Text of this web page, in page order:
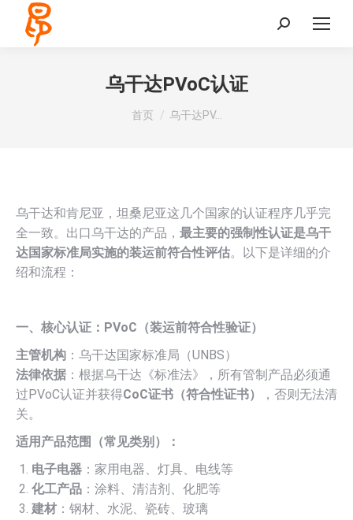
Search:
乌干达PVoC认证
您在这里：
首页 乌干达PV…
乌干达和肯尼亚，坦桑尼亚这几个国家的认证程序几乎完
全一致。出口乌干达的产品， 最主要的强制性认证是乌干
达国家标准局实施的装运前符合性评估。以下是详细的介
绍和流程：
一、核心认证：PVoC（装运前符合性验证）
主管机构 ：乌干达国家标准局（UNBS）
法律依据 ：根据乌干达《标准法》，所有管制产品必须通
过PVoC认证并获得CoC证书（符合性证书）
，否则无法清
关。
适用产品范围（常见类别）：
电子电器 ：家用电器、灯具、电线等
化工产品 ：涂料、清洁剂、化肥等
建材 ：钢材、水泥、瓷砖、玻璃